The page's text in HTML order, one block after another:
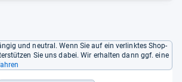
und neutral. Wenn Sie auf ein verlinktes Shop-
Sie uns dabei. Wir erhalten dann ggf. eine